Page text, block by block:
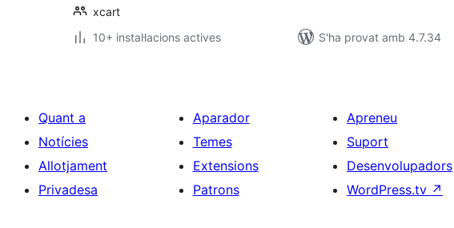
xcart
10+ instal·lacions actives
S'ha provat amb 4.7.34
Quant a
Notícies
Allotjament
Privadesa
Aparador
Temes
Extensions
Patrons
Apreneu
Suport
Desenvolupadors
WordPress.tv ↗